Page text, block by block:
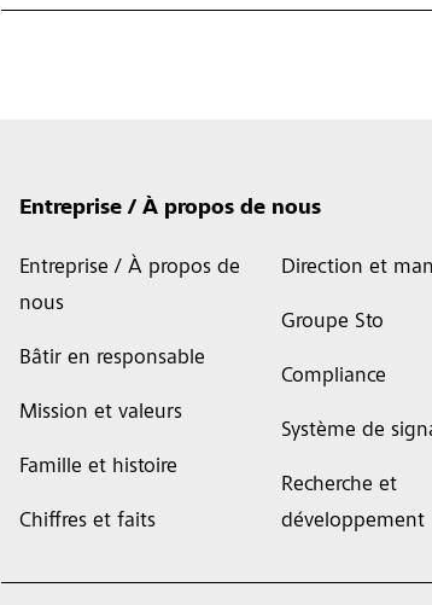
Entreprise / À propos de nous
Entreprise / À propos de
nous
Bâtir en responsable
Mission et valeurs
Famille et histoire
Chiffres et faits
Direction et
Groupe Sto
Compliance
Système de
Recherche et
développement